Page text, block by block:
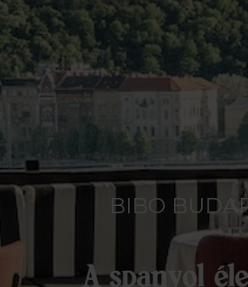
BIBO
A spanyol